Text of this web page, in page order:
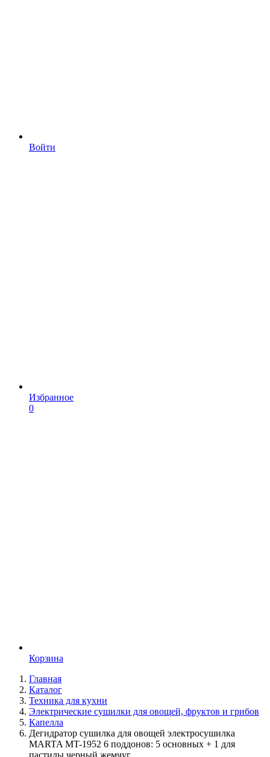
Войти
Избранное
0
Корзина
Главная
Каталог
Техника для кухни
Электрические сушилки для овощей, фруктов и грибов
Капелла
Дегидратор сушилка для овощей электросушилка
MARTA MT-1952 6 поддонов: 5 основных + 1 для
пастилы черный жемчуг